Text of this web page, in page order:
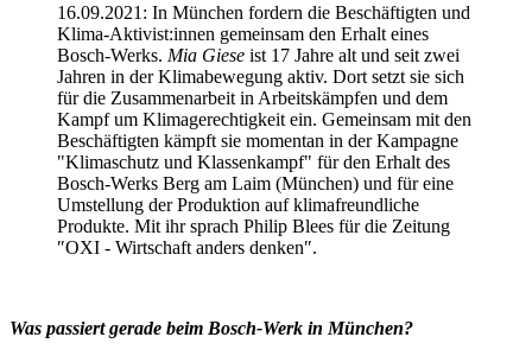
16.09.2021: In München fordern die Beschäftigten und
Klima-Aktivist:innen gemeinsam den Erhalt eines
Bosch-Werks. Mia Giese ist 17 Jahre alt und seit zwei
Jahren in der Klimabewegung aktiv. Dort setzt sie sich
für die Zusammenarbeit in Arbeitskämpfen und dem
Kampf um Klimagerechtigkeit ein. Gemeinsam mit den
Beschäftigten kämpft sie momentan in der Kampagne
"Klimaschutz und Klassenkampf" für den Erhalt des
Bosch-Werks Berg am Laim (München) und für eine
Umstellung der Produktion auf klimafreundliche
Produkte. Mit ihr sprach Philip Blees für die Zeitung
″OXI - Wirtschaft anders denken″.
Was passiert gerade beim Bosch-Werk in München?